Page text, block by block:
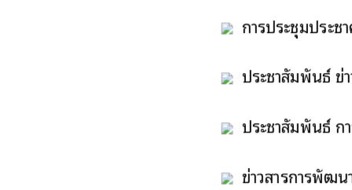
การประชุมประช
ประชาสัมพันธ์ ข่
ประชาสัมพันธ์ กา
ข่าวสารการพัฒน